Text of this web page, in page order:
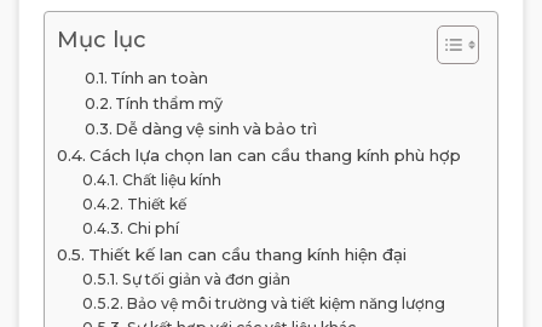
Mục lục
Tính an toàn
Tính thẩm mỹ
Dễ dàng vệ sinh và bảo trì
Cách lựa chọn lan can cầu thang kính phù hợp
Chất liệu kính
Thiết kế
Chi phí
Thiết kế lan can cầu thang kính hiện đại
Sự tối giản và đơn giản
Bảo vệ môi trường và tiết kiệm năng lượng